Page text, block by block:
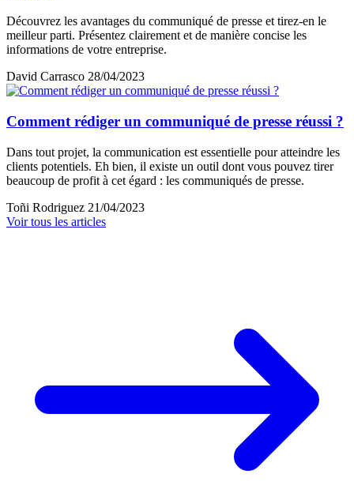
Découvrez les avantages du communiqué de presse et tirez-en le
meilleur parti. Présentez clairement et de manière concise les
informations de votre entreprise.
David Carrasco 28/04/2023
Comment rédiger un communiqué de presse réussi ?
Dans tout projet, la communication est essentielle pour atteindre les
clients potentiels. Eh bien, il existe un outil dont vous pouvez tirer
beaucoup de profit à cet égard : les communiqués de presse.
Toñi Rodriguez 21/04/2023
Voir tous les articles